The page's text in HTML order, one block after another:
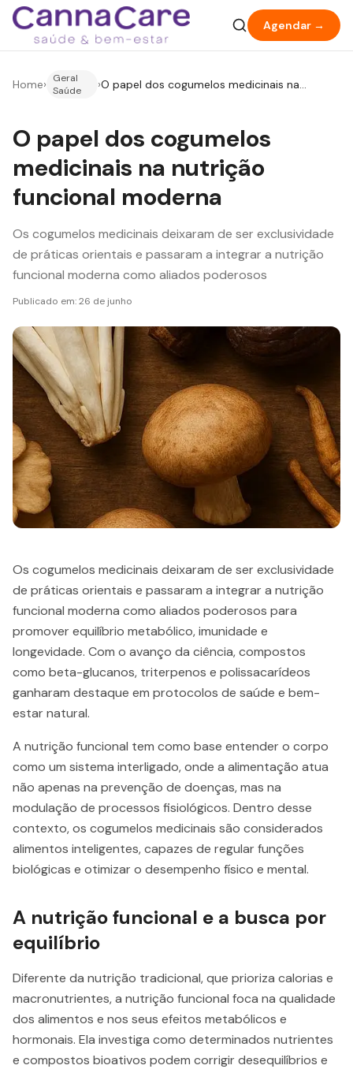
Agendar →
Home›
Geral
Saúde
›O papel dos cogumelos medicinais na
O papel dos cogumelos
medicinais na nutrição
funcional moderna
Os cogumelos medicinais deixaram de ser exclusividade
de práticas orientais e passaram a integrar a nutrição
funcional moderna como aliados poderosos
Publicado em:26 de junho
Os cogumelos medicinais deixaram de ser exclusividade
de práticas orientais e passaram a integrar a nutrição
funcional moderna como aliados poderosos para
promover equilíbrio metabólico, imunidade e
longevidade. Com o avanço da ciência, compostos
como beta-glucanos, triterpenos e polissacarídeos
ganharam destaque em protocolos de saúde e bem-
estar natural.
A nutrição funcional tem como base entender o corpo
como um sistema interligado, onde a alimentação atua
não apenas na prevenção de doenças, mas na
modulação de processos fisiológicos. Dentro desse
contexto, os cogumelos medicinais são considerados
alimentos inteligentes, capazes de regular funções
biológicas e otimizar o desempenho físico e mental.
A nutrição funcional e a busca por
equilíbrio
Diferente da nutrição tradicional, que prioriza calorias e
macronutrientes, a nutrição funcional foca na qualidade
dos alimentos e nos seus efeitos metabólicos e
hormonais. Ela investiga como determinados nutrientes
e compostos bioativos podem corrigir desequilíbrios e